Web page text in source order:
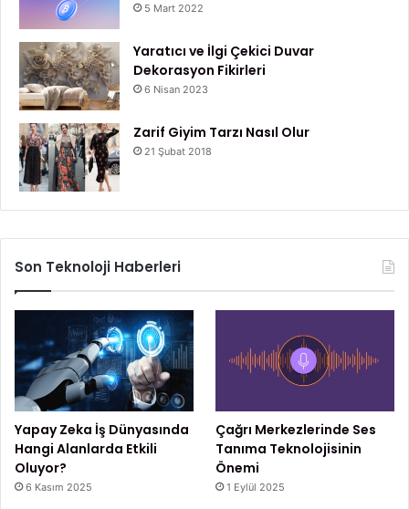
5 Mart 2022
Yaratıcı ve İlgi Çekici Duvar
Dekorasyon Fikirleri
6 Nisan 2023
Zarif Giyim Tarzı Nasıl Olur
21 Şubat 2018
Son Teknoloji Haberleri
Yapay Zeka İş Dünyasında
Hangi Alanlarda Etkili
Oluyor?
6 Kasım 2025
Çağrı Merkezlerinde Ses
Tanıma Teknolojisinin
Önemi
1 Eylül 2025